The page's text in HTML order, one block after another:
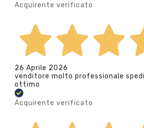
Acquirente verificato
26 Aprile 2026
venditore molto professionale
ottimo
Acquirente verificato